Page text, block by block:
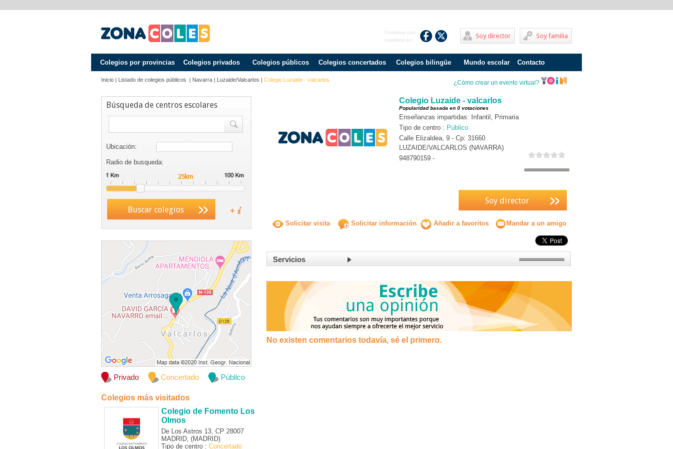
Soy familia
Soy director
Continua con
nosotros en:
Colegios por provincias Colegios privados Colegios públicos Colegios concertados Colegios bilingüe Mundo escolar
Problemas de aprendizaje
Adolescentes
Internados
Acoso escolar
Primaria
Contacto
Inicio | Listado de colegios públicos | Navarra | Luzaide/valcarlos | Colegio Luzaide - valcarlos ¿Cómo crear un evento virtual?
Búsqueda de centros escolares
Ubicación:
Radio de busqueda:
Buscar colegios
Privado Concertado Público
Colegios más visitados
Colegio de Fomento Los
Olmos
De Los Astros 13, CP 28007
MADRID, (MADRID)
Tipo de centro : Concertado
Colegio Luzaide - valcarlos
Popularidad basada en 0 votaciones
Enseñanzas impartidas: Infantil, Primaria
Tipo de centro : Público
Calle Elizaldea, 9 - Cp: 31660
LUZAIDE/VALCARLOS (NAVARRA)
948790159 -
Soy director
Solicitar visita Solicitar información Añadir a favoritos Mandar a un amigo
Servicios
No existen comentarios todavía, sé el primero.